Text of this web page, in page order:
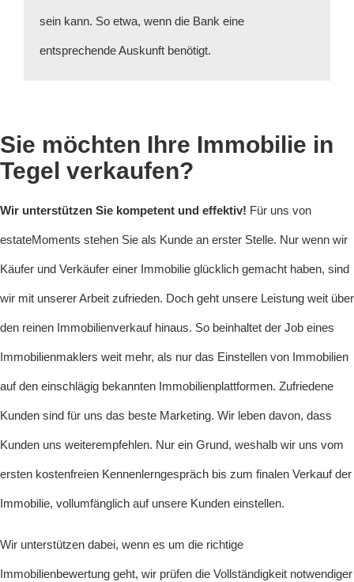
sein kann. So etwa, wenn die Bank eine
entsprechende Auskunft benötigt.
Sie möchten Ihre Immobilie in
Tegel verkaufen?
Wir unterstützen Sie kompetent und effektiv! Für uns von
estateMoments stehen Sie als Kunde an erster Stelle. Nur wenn wir
Käufer und Verkäufer einer Immobilie glücklich gemacht haben, sind
wir mit unserer Arbeit zufrieden. Doch geht unsere Leistung weit über
den reinen Immobilienverkauf hinaus. So beinhaltet der Job eines
Immobilienmaklers weit mehr, als nur das Einstellen von Immobilien
auf den einschlägig bekannten Immobilienplattformen. Zufriedene
Kunden sind für uns das beste Marketing. Wir leben davon, dass
Kunden uns weiterempfehlen. Nur ein Grund, weshalb wir uns vom
ersten kostenfreien Kennenlerngespräch bis zum finalen Verkauf der
Immobilie, vollumfänglich auf unsere Kunden einstellen.
Wir unterstützen dabei, wenn es um die richtige
Immobilienbewertung geht, wir prüfen die Vollständigkeit notwendiger